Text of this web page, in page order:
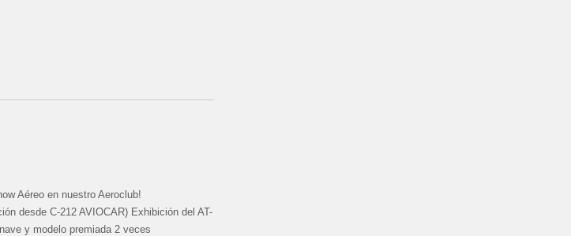
Aéreo en nuestro Aeroclub!
desde C-212 AVIOCAR) Exhibición del AT-
y modelo premiada 2 veces